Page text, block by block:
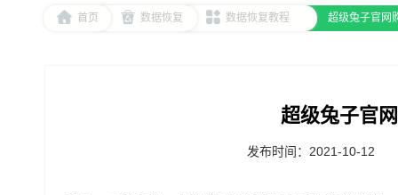
首页 数据恢复 数据恢复教程 超级兔子官网
超级兔子官
发布时间：2021-10-12